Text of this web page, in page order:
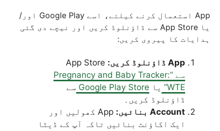
App استعمال کرنے کیلئے، اسے Google Play اور/
یا App Store سے ڈاؤنلوڈ کریں اور نیچے دی گئی
ہدایات کا پیروی کریں:
App ڈاؤنلوڈ کریں:
سے “Pregnancy and Baby Tracker:
WTE”
یا Google Play Store سے
ڈاؤنلوڈ کریں۔
Account بنائیں:
App کھولیں اور
ایک اکاؤنٹ بنائیں تاکہ آپ کے ڈیٹا